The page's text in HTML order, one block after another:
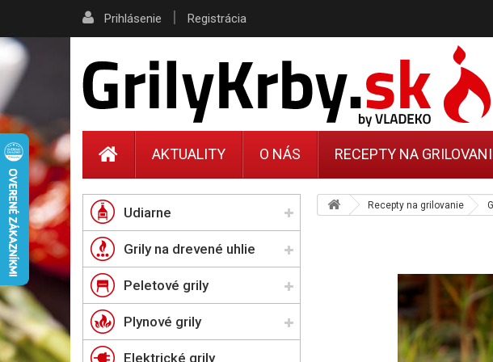
Recepty na grilovanie
Udiarne
Grily na drevené uhlie
Peletové grily
Plynové grily
Elektrické grily
Prihlásenie | Registrácia
AKTUALITY O NÁS RECEPTY NA